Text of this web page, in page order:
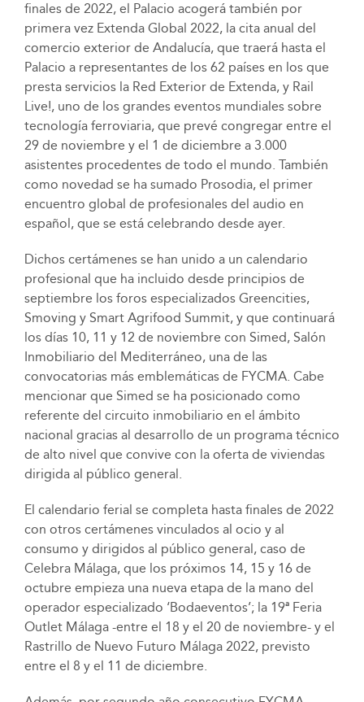
finales de 2022, el Palacio acogerá también por
primera vez Extenda Global 2022, la cita anual del
comercio exterior de Andalucía, que traerá hasta el
Palacio a representantes de los 62 países en los que
presta servicios la Red Exterior de Extenda, y Rail
Live!, uno de los grandes eventos mundiales sobre
tecnología ferroviaria, que prevé congregar entre el
29 de noviembre y el 1 de diciembre a 3.000
asistentes procedentes de todo el mundo. También
como novedad se ha sumado Prosodia, el primer
encuentro global de profesionales del audio en
español, que se está celebrando desde ayer.
Dichos certámenes se han unido a un calendario
profesional que ha incluido desde principios de
septiembre los foros especializados Greencities,
Smoving y Smart Agrifood Summit, y que continuará
los días 10, 11 y 12 de noviembre con Simed, Salón
Inmobiliario del Mediterráneo, una de las
convocatorias más emblemáticas de FYCMA. Cabe
mencionar que Simed se ha posicionado como
referente del circuito inmobiliario en el ámbito
nacional gracias al desarrollo de un programa técnico
de alto nivel que convive con la oferta de viviendas
dirigida al público general.
El calendario ferial se completa hasta finales de 2022
con otros certámenes vinculados al ocio y al
consumo y dirigidos al público general, caso de
Celebra Málaga, que los próximos 14, 15 y 16 de
octubre empieza una nueva etapa de la mano del
operador especializado ‘Bodaeventos’; la 19ª Feria
Outlet Málaga -entre el 18 y el 20 de noviembre- y el
Rastrillo de Nuevo Futuro Málaga 2022, previsto
entre el 8 y el 11 de diciembre.